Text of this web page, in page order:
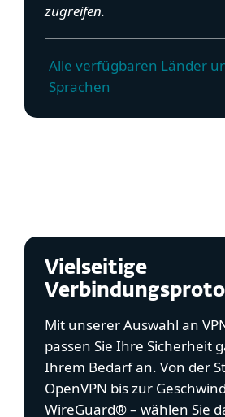
zugreifen.
Alle verfügbaren Länder
Sprachen
Vielseitige
Mit unserer Auswahl an
passen Sie Ihre Sicherheit
Ihrem Bedarf an. Von der
OpenVPN bis zur
WireGuard® – wählen Sie